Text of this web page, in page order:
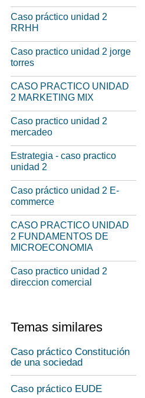
Caso práctico unidad 2
RRHH
Caso practico unidad 2 jorge
torres
CASO PRACTICO UNIDAD
2 MARKETING MIX
Caso practico unidad 2
mercadeo
Estrategia - caso practico
unidad 2
Caso práctico unidad 2 E-
commerce
CASO PRACTICO UNIDAD
2 FUNDAMENTOS DE
MICROECONOMIA
Caso practico unidad 2
direccion comercial
Temas similares
Caso práctico Constitución
de una sociedad
Caso práctico EUDE